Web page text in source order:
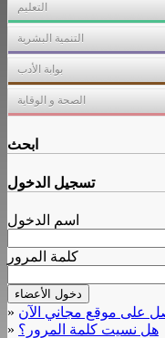
التعليم
التنمية البشرية
بوابة الأدب
الصحة و الوقاية
ابحث
تسجيل الدخول
اسم الدخول
كلمة المرور
»
» هل نسيت كلمة المرور؟